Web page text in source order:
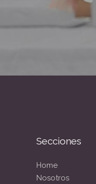
Secciones
Home
Nosotros